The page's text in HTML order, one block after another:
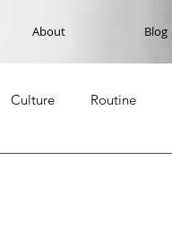
About Blog
Culture Routine